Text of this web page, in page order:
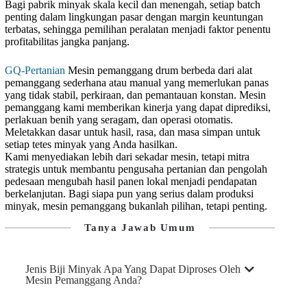
Bagi pabrik minyak skala kecil dan menengah, setiap batch
penting dalam lingkungan pasar dengan margin keuntungan
terbatas, sehingga pemilihan peralatan menjadi faktor penentu
profitabilitas jangka panjang.
GQ-Pertanian Mesin pemanggang drum berbeda dari alat
pemanggang sederhana atau manual yang memerlukan panas
yang tidak stabil, perkiraan, dan pemantauan konstan. Mesin
pemanggang kami memberikan kinerja yang dapat diprediksi,
perlakuan benih yang seragam, dan operasi otomatis.
Meletakkan dasar untuk hasil, rasa, dan masa simpan untuk
setiap tetes minyak yang Anda hasilkan.
Kami menyediakan lebih dari sekadar mesin, tetapi mitra
strategis untuk membantu pengusaha pertanian dan pengolah
pedesaan mengubah hasil panen lokal menjadi pendapatan
berkelanjutan. Bagi siapa pun yang serius dalam produksi
minyak, mesin pemanggang bukanlah pilihan, tetapi penting.
Tanya Jawab Umum
Jenis Biji Minyak Apa Yang Dapat Diproses Oleh
Mesin Pemanggang Anda?